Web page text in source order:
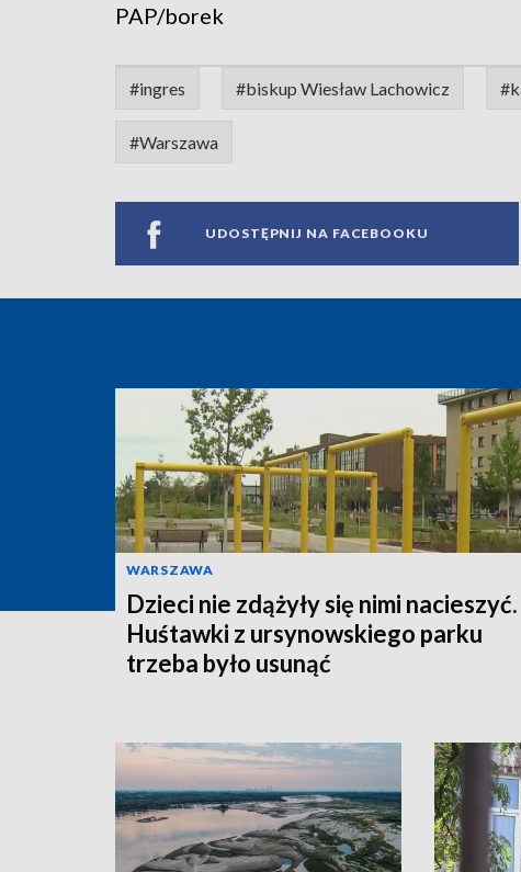
PAP/borek
#ingres #biskup Wiesław Lachowicz
#Warszawa
UDOSTĘPNIJ NA FACEBOOKU
WARSZAWA
Dzieci nie zdążyły się nimi nacieszyć.
Huśtawki z ursynowskiego parku
trzeba było usunąć